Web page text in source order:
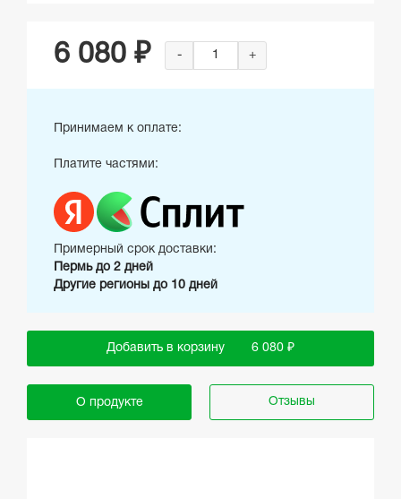
6 080 ₽ - +
Принимаем к оплате:
Платите частями:
Примерный срок доставки:
Пермь до 2 дней
Другие регионы до 10 дней
Добавить в корзину 6 080 ₽
О продукте Отзывы